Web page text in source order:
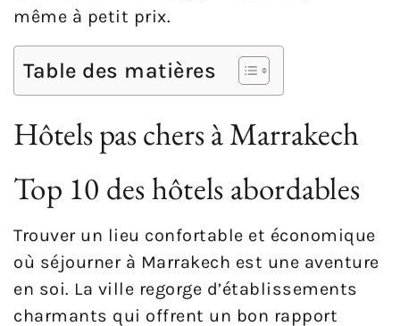
même à petit prix.
Table des matières
Hôtels pas chers à Marrakech
Top 10 des hôtels abordables
Trouver un lieu confortable et économique
où séjourner à Marrakech est une aventure
en soi. La ville regorge d’établissements
charmants qui offrent un bon rapport